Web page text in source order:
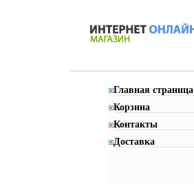
Главная страница
Корзина
Контакты
Доставка